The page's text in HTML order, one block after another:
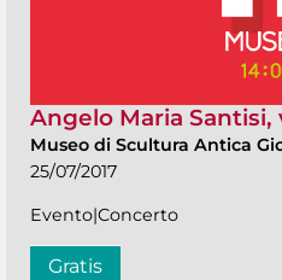
Angelo Maria
Museo di Scultura Antica
25/07/2017
Evento|Concerto
Gratis